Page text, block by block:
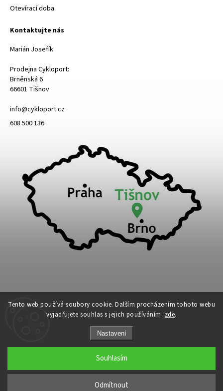
Tento web používá soubory cookie. Dalším procházením tohoto webu
vyjadřujete souhlas s jejich používáním. zde.
Nastavení
Odmítnout
Souhlasím
Otevírací doba
Kontaktujte nás
Marián Josefík
Prodejna Cykloport:
Brněnská 6
66601 Tišnov
info@cykloport.cz
608 500 136
Cykloport. Všechna práva vyhrazena.
Upravit nastavení cookies